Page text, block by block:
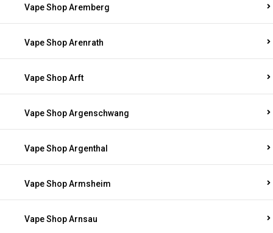
Vape Shop Aremberg
Vape Shop Arenrath
Vape Shop Arft
Vape Shop Argenschwang
Vape Shop Argenthal
Vape Shop Armsheim
Vape Shop Arnsau